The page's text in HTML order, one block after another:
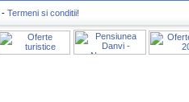
- Termeni si conditii!